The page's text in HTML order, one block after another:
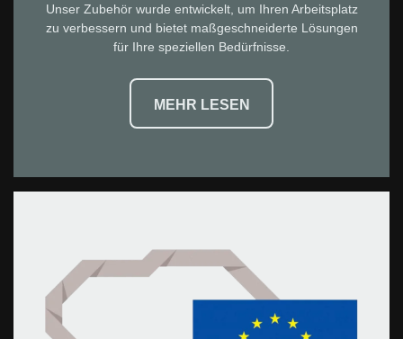
Unser Zubehör wurde entwickelt, um Ihren Arbeitsplatz
zu verbessern und bietet maßgeschneiderte Lösungen
für Ihre speziellen Bedürfnisse.
MEHR LESEN